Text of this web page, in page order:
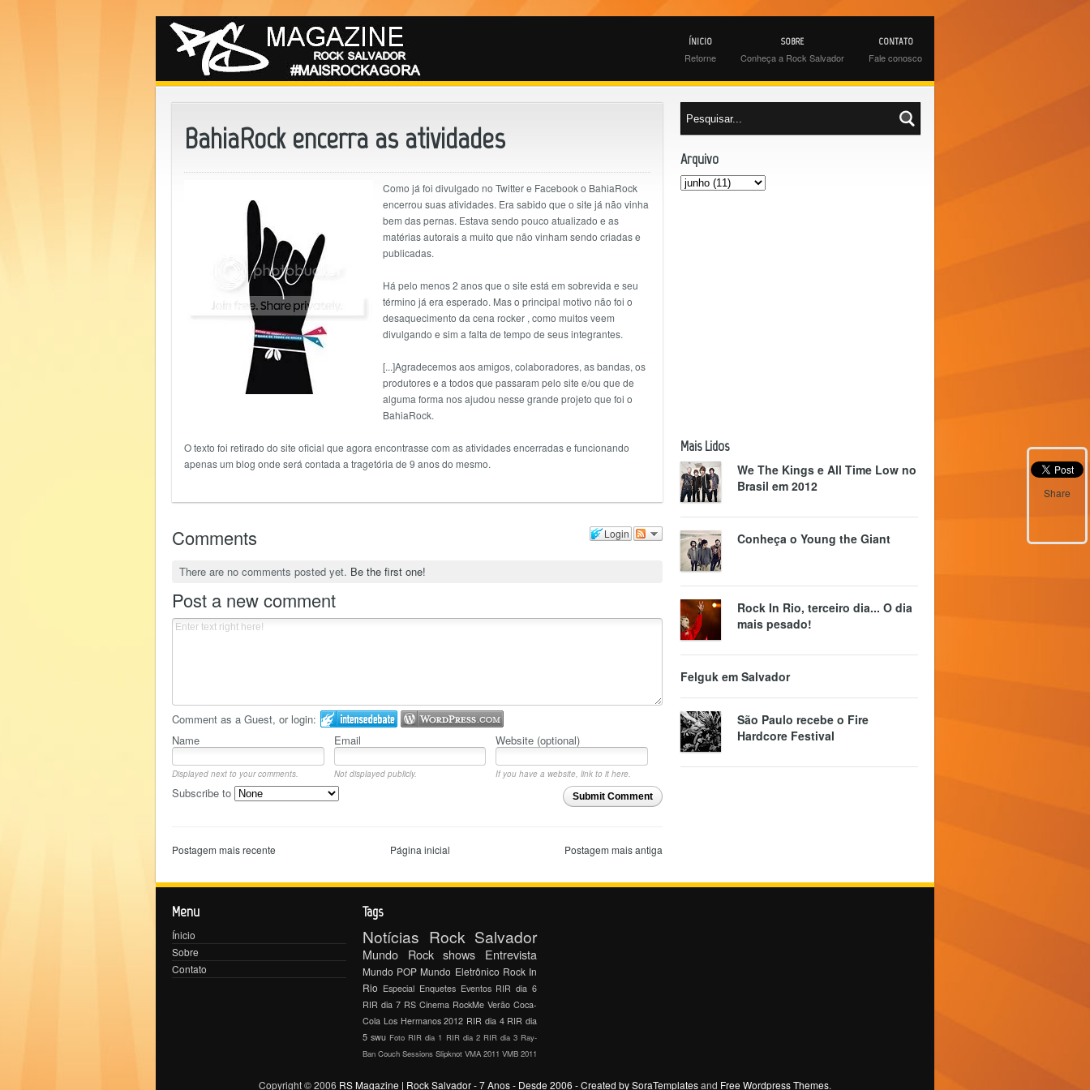
ÍNICIO
Retorne
SOBRE
Conheça a Rock Salvador
CONTATO
Fale conosco
BahiaRock encerra as atividades
Como já foi divulgado no Twitter e Facebook o BahiaRock
encerrou suas atividades. Era sabido que o site já não vinha
bem das pernas. Estava sendo pouco atualizado e as
matérias autorais a muito que não vinham sendo criadas e
publicadas.
Há pelo menos 2 anos que o site está em sobrevida e seu
término já era esperado. Mas o principal motivo não foi o
desaquecimento da cena rocker , como muitos veem
divulgando e sim a falta de tempo de seus integrantes.
[...]Agradecemos aos amigos, colaboradores, as bandas, os
produtores e a todos que passaram pelo site e/ou que de
alguma forma nos ajudou nesse grande projeto que foi o
BahiaRock.
O texto foi retirado do site oficial que agora encontrasse com as atividades encerradas e funcionando
apenas um blog onde será contada a tragetória de 9 anos do mesmo.
Login
Comments
There are no comments posted yet. Be the first one!
Post a new comment
Comment as a Guest, or login:
Name
Email Website (optional)
Displayed next to your comments. Not displayed publicly.
If you have a website, link to it here.
Submit Comment
Subscribe to
Postagem mais recente Página inicial Postagem mais antiga
Share
Arquivo
Mais Lidos
We The Kings e All Time Low no
Brasil em 2012
Conheça o Young the Giant
Rock In Rio, terceiro dia... O dia
mais pesado!
Felguk em Salvador
São Paulo recebe o Fire
Hardcore Festival
Menu
Ínicio
Sobre
Contato
Tags
Notícias Rock Salvador
Mundo Rock shows Entrevista
Mundo POP Mundo Eletrônico Rock In
Rio Especial Enquetes Eventos RIR dia 6
RIR dia 7 RS Cinema RockMe Verão Coca-
Cola Los Hermanos 2012 RIR dia 4 RIR dia
5 swu Foto RIR dia 1 RIR dia 2 RIR dia 3 Ray-
Ban Couch Sessions Slipknot VMA 2011 VMB 2011
Copyright © 2006 RS Magazine | Rock Salvador - 7 Anos - Desde 2006 - Created bySoraTemplatesand Free Wordpress Themes.